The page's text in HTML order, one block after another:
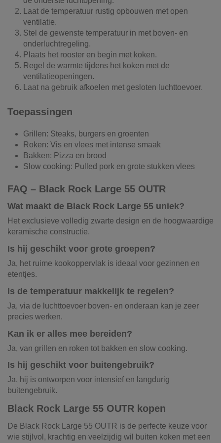
Laat de temperatuur rustig opbouwen met open
ventilatie.
Stel de gewenste temperatuur in met boven- en
onderluchtregeling.
Plaats het rooster en begin met koken.
Regel de warmte tijdens het koken met de
ventilatieopeningen.
Laat na gebruik afkoelen met gesloten luchttoevoer.
Toepassingen
Grillen: Steaks, burgers en groenten
Roken: Vis en vlees met intense smaak
Bakken: Pizza en brood
Slow cooking: Pulled pork en grote stukken vlees
FAQ – Black Rock Large 55 OUTR
Wat maakt de Black Rock Large 55 uniek?
Het exclusieve volledig zwarte design en de hoogwaardige
keramische constructie.
Is hij geschikt voor grote groepen?
Ja, het ruime kookoppervlak is ideaal voor gezinnen en
etentjes.
Is de temperatuur makkelijk te regelen?
Ja, via de luchttoevoer boven- en onderaan kan je zeer
precies werken.
Kan ik er alles mee bereiden?
Ja, van grillen en roken tot bakken en slow cooking.
Is hij geschikt voor buitengebruik?
Ja, hij is ontworpen voor intensief en langdurig
buitengebruik.
Black Rock Large 55 OUTR kopen
De Black Rock Large 55 OUTR is de perfecte keuze voor
wie stijlvol, krachtig en veelzijdig wil buiten koken met een